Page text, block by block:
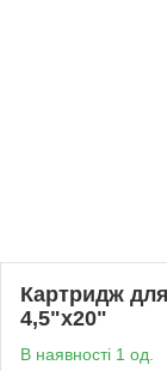
Картридж
4,5"х20"
В наявності 1 од.